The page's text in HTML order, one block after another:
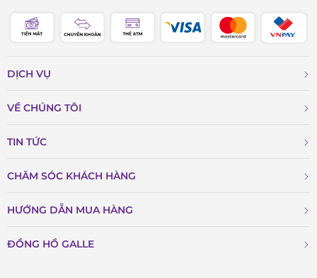
DỊCH VỤ
VỀ CHÚNG TÔI
TIN TỨC
CHĂM SÓC KHÁCH HÀNG
HƯỚNG DẪN MUA HÀNG
ĐỒNG HỒ GALLE